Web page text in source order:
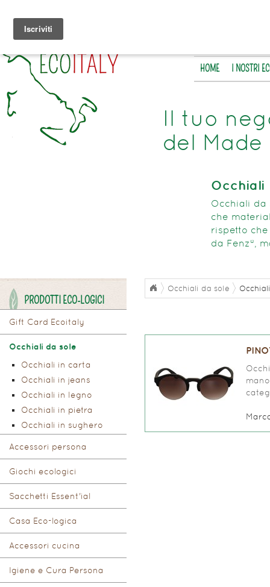
HOME I NOSTRI
Il tuo
del
Occhiali
Occhiali da
che
rispetto
da Fenz®,
PRODOTTI ECO-LOGICI
Gift Card Ecoitaly
Occhiali da sole
Occhiali in carta
Occhiali in jeans
Occhiali in legno
Occhiali in pietra
Occhiali in sughero
Accessori persona
Giochi ecologici
Sacchetti Essent'ial
Casa Eco-logica
Accessori cucina
Igiene e Cura Persona
Occhiali da sole